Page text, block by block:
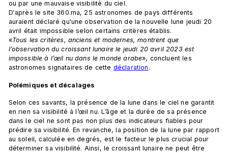
ou par une mauvaise visibilité du ciel.
D'après le site 360.ma, 25 astronomes de pays différents
auraient déclaré qu'une observation de la nouvelle lune jeudi 20
avril était impossible selon certains critères établis.
«Tous les critères, anciens et modernes, montrent que
l’observation du croissant lunaire le jeudi 20 avril 2023 est
impossible à l’œil nu dans le monde arabe», concluent les
astronomes signataires de cette déclaration .
Polémiques et décalages
Selon ces savants, la présence de la lune dans le ciel ne garantit
en rien sa visibilité à l’œil nu. L’âge et la durée de sa présence
dans le ciel ne sont pas non plus des indicateurs fiables pour
prédire sa visibilité. En revanche, la position de la lune par rapport
au soleil, calculée en degrés, est le facteur le plus crucial pour
déterminer sa visibilité. Ainsi, le croissant lunaire ne peut être